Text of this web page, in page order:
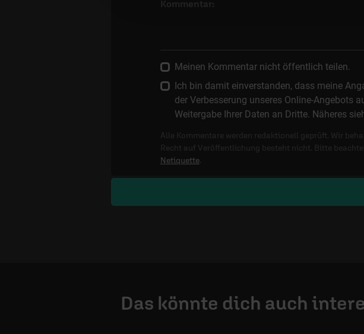
Kommentar:
Meinen Kommentar nicht öffentlich teilen.
Ich bin damit einverstanden, dass meine
der Verbesserung unseres Online-Angebots
Weitergabe Ihrer Daten an Dritte. Näheres
Alle Kommentare werden redaktionell geprüft. Wir
Recht auf Veröffentlichung besteht nicht. Bitte
Netiquette.
Das könnte dich auch